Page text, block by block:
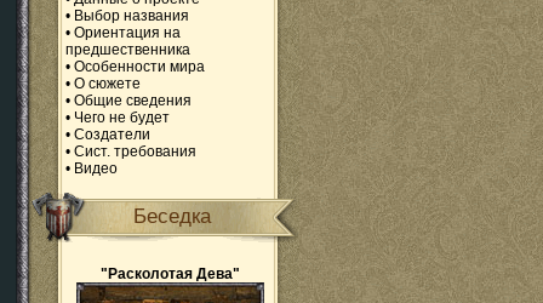
• Выбор названия
• Ориентация на
предшественника
• Особенности мира
• О сюжете
• Общие сведения
• Чего не будет
• Создатели
• Сист. требования
• Видео
Беседка
"Расколотая Дева"